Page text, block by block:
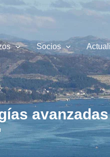
Socios